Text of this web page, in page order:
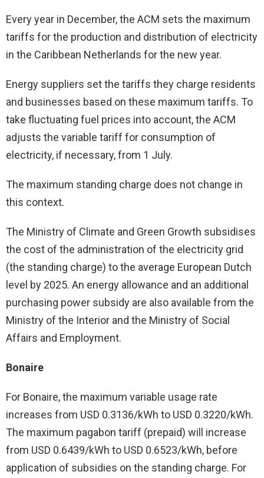
Every year in December, the ACM sets the maximum
tariffs for the production and distribution of electricity
in the Caribbean Netherlands for the new year.
Energy suppliers set the tariffs they charge residents
and businesses based on these maximum tariffs. To
take fluctuating fuel prices into account, the ACM
adjusts the variable tariff for consumption of
electricity, if necessary, from 1 July.
The maximum standing charge does not change in
this context.
The Ministry of Climate and Green Growth subsidises
the cost of the administration of the electricity grid
(the standing charge) to the average European Dutch
level by 2025. An energy allowance and an additional
purchasing power subsidy are also available from the
Ministry of the Interior and the Ministry of Social
Affairs and Employment.
Bonaire
For Bonaire, the maximum variable usage rate
increases from USD 0.3136/kWh to USD 0.3220/kWh.
The maximum pagabon tariff (prepaid) will increase
from USD 0.6439/kWh to USD 0.6523/kWh, before
application of subsidies on the standing charge. For